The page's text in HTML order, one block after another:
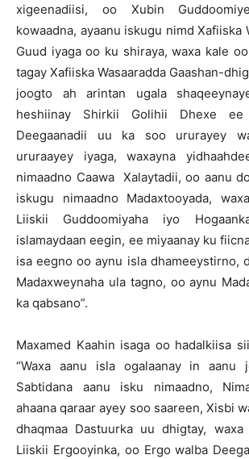
xigeenadiisi, oo Xubin
kowaadna, ayaanu iskugu nimd Xafiiska
Guud iyaga oo ku shiraya, waxa kale
tagay Xafiiska Wasaaradda Gaashan-
joogto ah arintan ugala
heshiinay Shirkii Golihii Dhexe ee
Deegaanadii uu ka soo ururayey
ururaayey iyaga, waxayna
nimaadno Caawa Xalaytadii, oo aanu
iskugu nimaadno Madaxtooyada,
Liiskii Guddoomiyaha iyo
islamaydaan eegin, ee miyaanay ku
isa eegno oo aynu isla dhameeystirno,
Madaxweynaha ula tagno, oo aynu
ka qabsano”.
Maxamed Kaahin isaga oo hadalkiisa
“Waxa aanu isla ogalaanay in aanu
Sabtidana aanu isku nimaadno,
ahaana qaraar ayey soo saareen, Xisbi
dhaqmaa Dastuurka uu dhigtay,
Liiskii Ergooyinka, oo Ergo walba